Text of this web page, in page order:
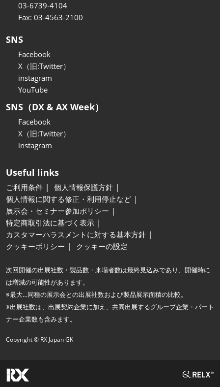
03-6739-4104
Fax: 03-4563-2100
SNS
Facebook
X（旧:Twitter）
instagram
YouTube
SNS（DX & AX Week）
Facebook
X（旧:Twitter）
instagram
Useful links
ご利用条件
個人情報保護方針
個人情報に関する修正・利用停止など
展示会・セミナー参加ポリシー
特定商取引法に基づく表示
カスタマーハラスメントに対する基本方針
クッキーポリシー
クッキーの設定
次回開催の出展社数・製品数・来場者数は最終見込みであり、開催時に
は増減の可能性があります。
※最大…同種の展示会との出展社数および製品展示面積の比較。
※出展社数は、出展契約企業に加え、共同出展するグループ企業・パート
ナー企業数も含みます。
Copyright © RX Japan GK